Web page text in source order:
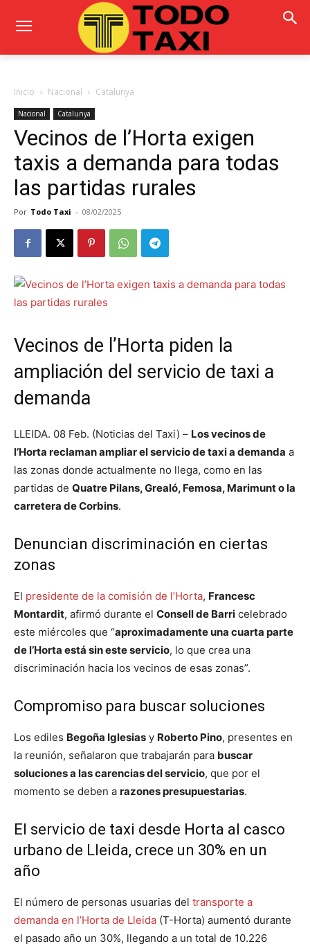
Inicio Nacional Catalunya
Nacional Catalunya
Vecinos de l’Horta exigen
taxis a demanda para todas
las partidas rurales
Por Todo Taxi - 08/02/2025
Vecinos de l’Horta piden la
ampliación del servicio de taxi a
demanda
LLEIDA. 08 Feb. (Noticias del Taxi) – Los vecinos de
l’Horta reclaman ampliar el servicio de taxi a demanda a
las zonas donde actualmente no llega, como en las
partidas de Quatre Pilans, Grealó, Femosa, Marimunt o la
carretera de Corbins.
Denuncian discriminación en ciertas
zonas
El presidente de la comisión de l’Horta, Francesc
Montardit, afirmó durante el Consell de Barri celebrado
este miércoles que “aproximadamente una cuarta parte
de l’Horta está sin este servicio, lo que crea una
discriminación hacia los vecinos de esas zonas”.
Compromiso para buscar soluciones
Los ediles Begoña Iglesias y Roberto Pino, presentes en
la reunión, señalaron que trabajarán para buscar
soluciones a las carencias del servicio, que por el
momento se deben a razones presupuestarias.
El servicio de taxi desde Horta al casco
urbano de Lleida, crece un 30% en un
año
El número de personas usuarias del transporte a
demanda en l’Horta de Lleida (T-Horta) aumentó durante
el pasado año un 30%, llegando a un total de 10.226